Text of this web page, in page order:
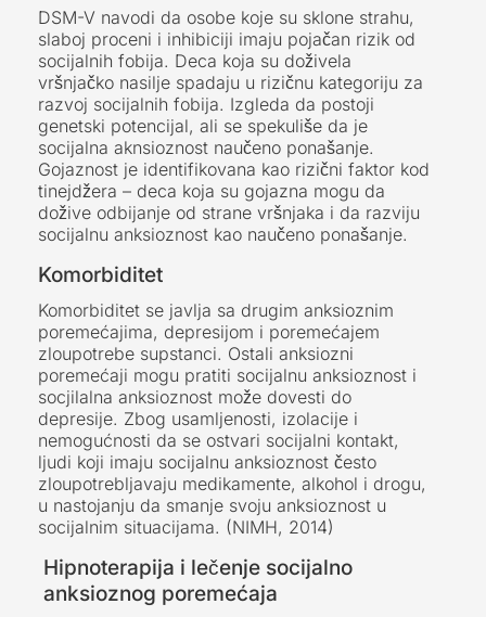
DSM-V navodi da osobe koje su sklone strahu,
slaboj proceni i inhibiciji imaju pojačan rizik od
socijalnih fobija. Deca koja su doživela
vršnjačko nasilje spadaju u rizičnu kategoriju za
razvoj socijalnih fobija. Izgleda da postoji
genetski potencijal, ali se spekuliše da je
socijalna aknsioznost naučeno ponašanje.
Gojaznost je identifikovana kao rizični faktor kod
tinejdžera – deca koja su gojazna mogu da
dožive odbijanje od strane vršnjaka i da razviju
socijalnu anksioznost kao naučeno ponašanje.
Komorbiditet
Komorbiditet se javlja sa drugim anksioznim
poremećajima, depresijom i poremećajem
zloupotrebe supstanci. Ostali anksiozni
poremećaji mogu pratiti socijalnu anksioznost i
socjilalna anksioznost može dovesti do
depresije. Zbog usamljenosti, izolacije i
nemogućnosti da se ostvari socijalni kontakt,
ljudi koji imaju socijalnu anksioznost često
zloupotrebljavaju medikamente, alkohol i drogu,
u nastojanju da smanje svoju anksioznost u
socijalnim situacijama. (NIMH, 2014)
Hipnoterapija i lečenje socijalno
anksioznog poremećaja